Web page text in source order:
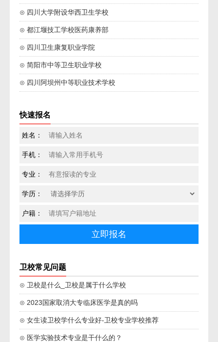
⊙ 四川大学附设华西卫生学校
⊙ 都江堰技工学校医药康养部
⊙ 四川卫生康复职业学院
⊙ 简阳市中等卫生职业学校
⊙ 四川阿坝州中等职业技术学校
快速报名
姓名：
手机：
专业：
学历：
户籍：
卫校常见问题
⊙ 卫校是什么_卫校是属于什么学校
⊙ 2023国家取消大专临床医学是真的吗
⊙ 女生读卫校学什么专业好-卫校专业学校推荐
⊙ 医学实验技术专业是干什么的？